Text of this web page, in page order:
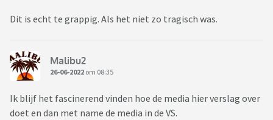
Dit is echt te grappig. Als het niet zo tragisch was.
Malibu2
26-06-2022 om 08:35
Ik blijf het fascinerend vinden hoe de media hier verslag over
doet en dan met name de media in de VS.